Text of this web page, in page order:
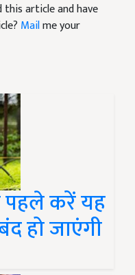
this article and have
Mailme your
पहले करें यह
हो जाएंगी